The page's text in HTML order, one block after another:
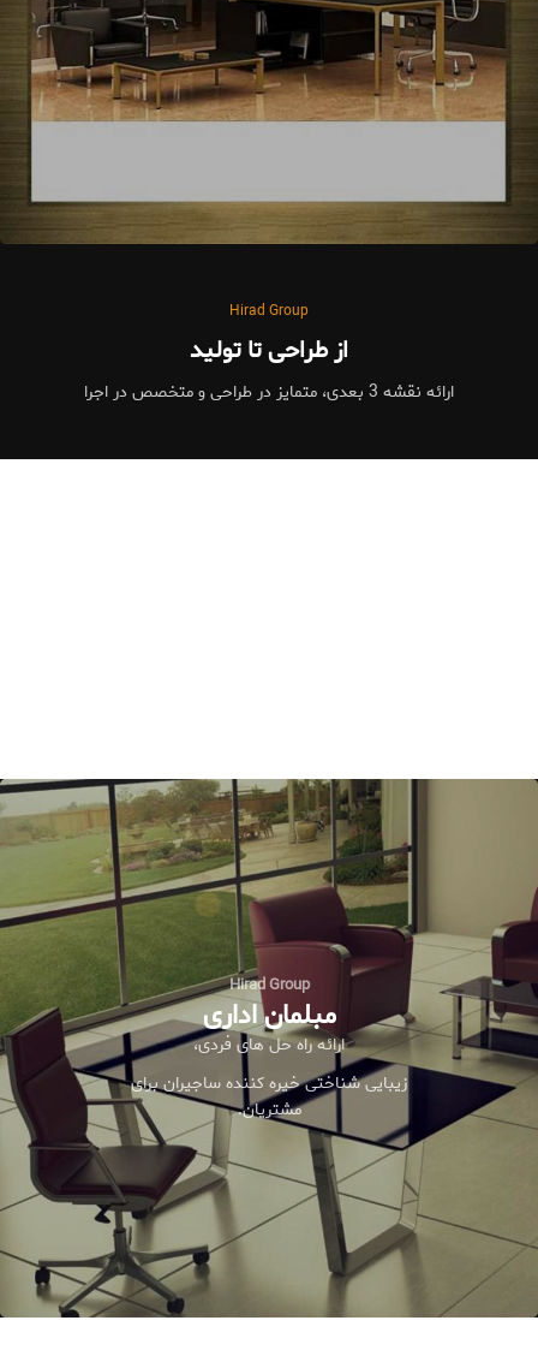
Hirad Group
از طراحی تا تولید
ارائه نقشه 3 بعدی، متمایز در طراحی و متخصص در اجرا
Hirad Group
مبلمان اداری
ارائه راه حل های فردی،
زیبایی شناختی خیره کننده ساجیران برای
مشتریان.